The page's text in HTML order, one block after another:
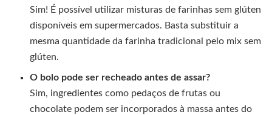
Sim! É possível utilizar misturas de farinhas sem glúten
disponíveis em supermercados. Basta substituir a
mesma quantidade da farinha tradicional pelo mix sem
glúten.
O bolo pode ser recheado antes de assar?
Sim, ingredientes como pedaços de frutas ou
chocolate podem ser incorporados à massa antes do